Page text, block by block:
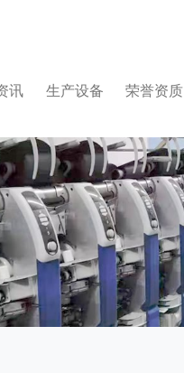
讯 生产设备 荣誉资质